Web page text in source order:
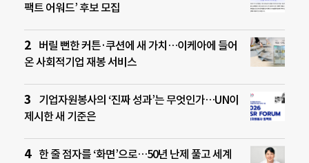
팩트 어워드’ 후보 모집
버릴 뻔한 커튼·쿠션에 새 가치…이케아에 들어
온 사회적기업 재봉 서비스
기업자원봉사의 ‘진짜 성과’는 무엇인가…UN이
제시한 새 기준은
한 줄 점자를 ‘화면’으로…50년 난제 풀고 세계